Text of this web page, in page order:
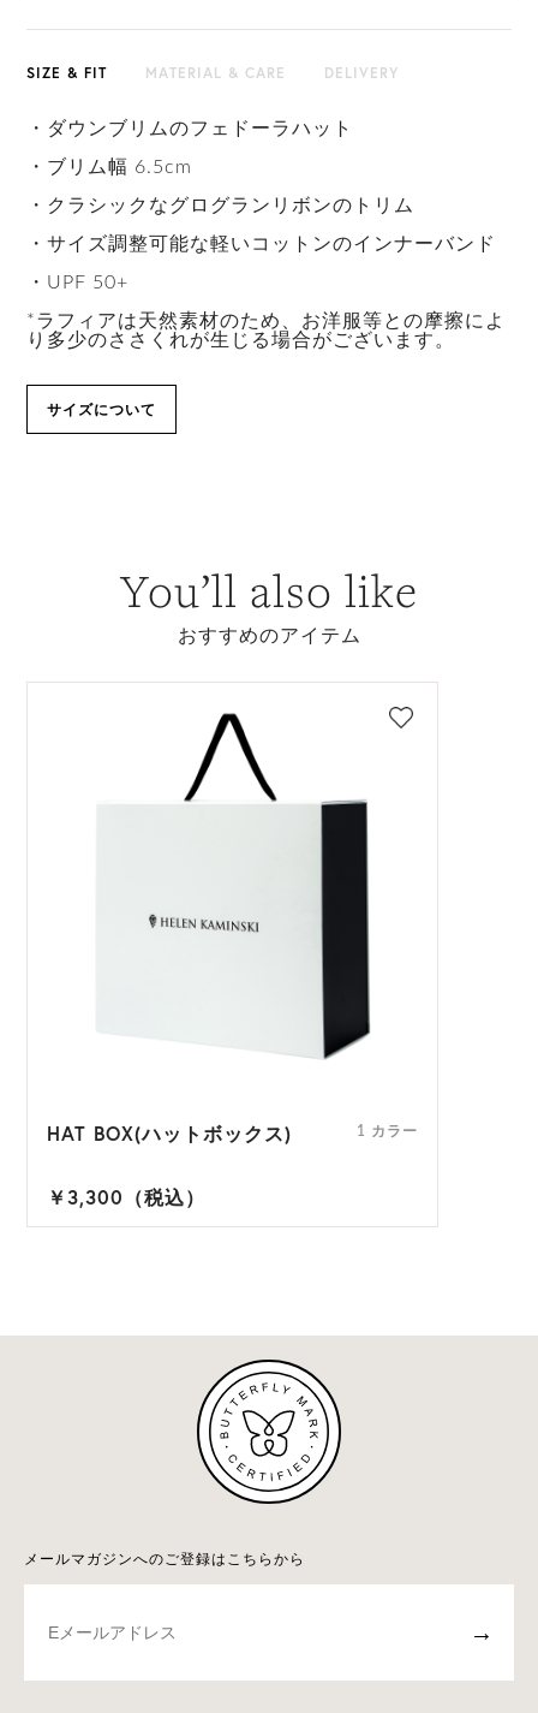
SIZE & FIT MATERIAL & CARE DELIVERY
・ダウンブリムのフェドーラハット
・ブリム幅 6.5cm
・クラシックなグログランリボンのトリム
・サイズ調整可能な軽いコットンのインナーバンド
・UPF 50+
*ラフィアは天然素材のため、お洋服等との摩擦によ
り多少のささくれが生じる場合がございます。
サイズについて
You’ll also like
おすすめのアイテム
HAT BOX(ハットボックス) 1 カラー
￥3,300（税込）
メールマガジンへのご登録はこちらから
→